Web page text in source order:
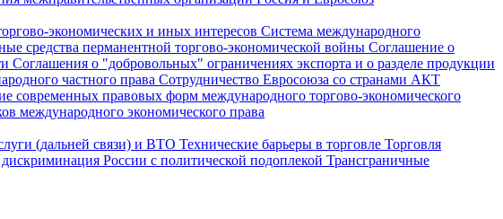
экономических и иных интересов Система международного
средства перманентной торгово-экономической войны Соглашение о
Соглашения о "добровольных" ограничениях экспорта и о разделе продукции
частного права Сотрудничество Евросоюза со странами АКТ
современных правовых форм международного торгово-экономического
международного экономического права
(дальней связи) и ВТО Технические барьеры в торговле Торговля
России с политической подоплекой Трансграничные